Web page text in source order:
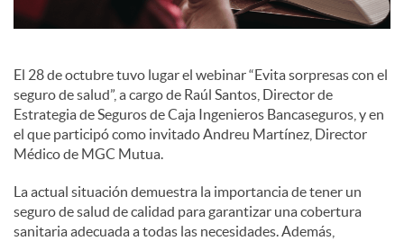
l
e
s
El 28 de octubre tuvo lugar el webinar “Evita sorpresas con el
seguro de salud”, a cargo de Raúl Santos, Director de
Estrategia de Seguros de Caja Ingenieros Bancaseguros, y en
el que participó como invitado Andreu Martínez, Director
Médico de MGC Mutua.
La actual situación demuestra la importancia de tener un
seguro de salud de calidad para garantizar una cobertura
sanitaria adecuada a todas las necesidades. Además,